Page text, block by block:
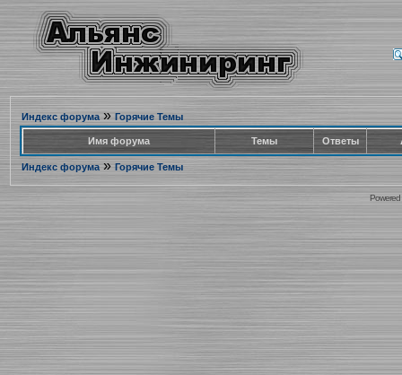
Индекс форума» Горячие Темы
Имя форума Темы Ответы
Индекс форума» Горячие Темы